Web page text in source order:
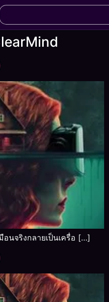
อนจริงกลายเป็นเครื่อ […]